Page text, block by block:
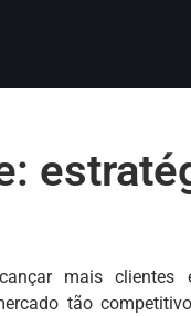
mais
tão